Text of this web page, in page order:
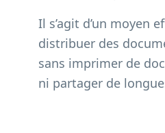
Il s’agit d’un moyen
distribuer des
sans imprimer de
ni partager de